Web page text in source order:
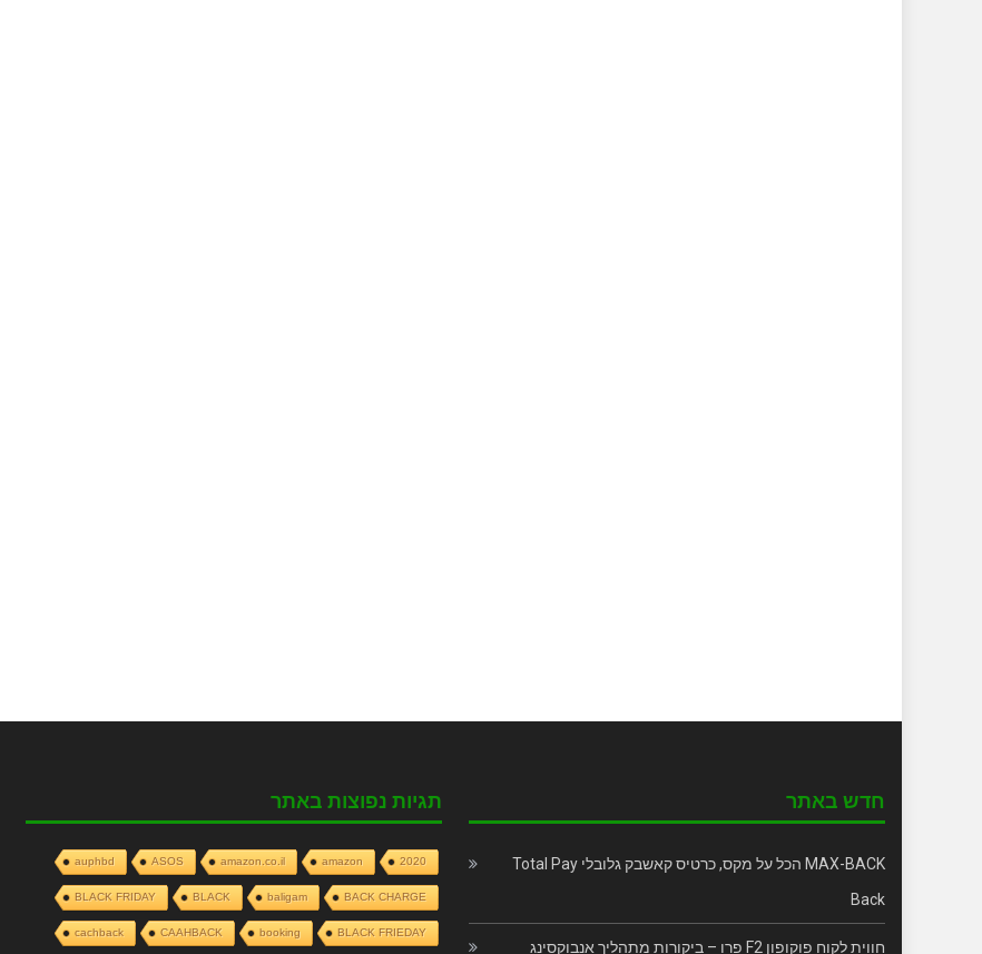
תגיות נפוצות באתר
2020
amazon
amazon.co.il
ASOS
auphbd
BACK CHARGE
baligam
BLACK
BLACK FRIDAY
BLACK FRIEDAY
booking
CAAHBACK
cachback
חדש באתר
MAX-BACK הכל על מקס, כרטיס קאשבק גלובלי Total Pay
Back
חווית לקוח פוקופון F2 פרו – ביקורות מתהליך אנבוקסינג